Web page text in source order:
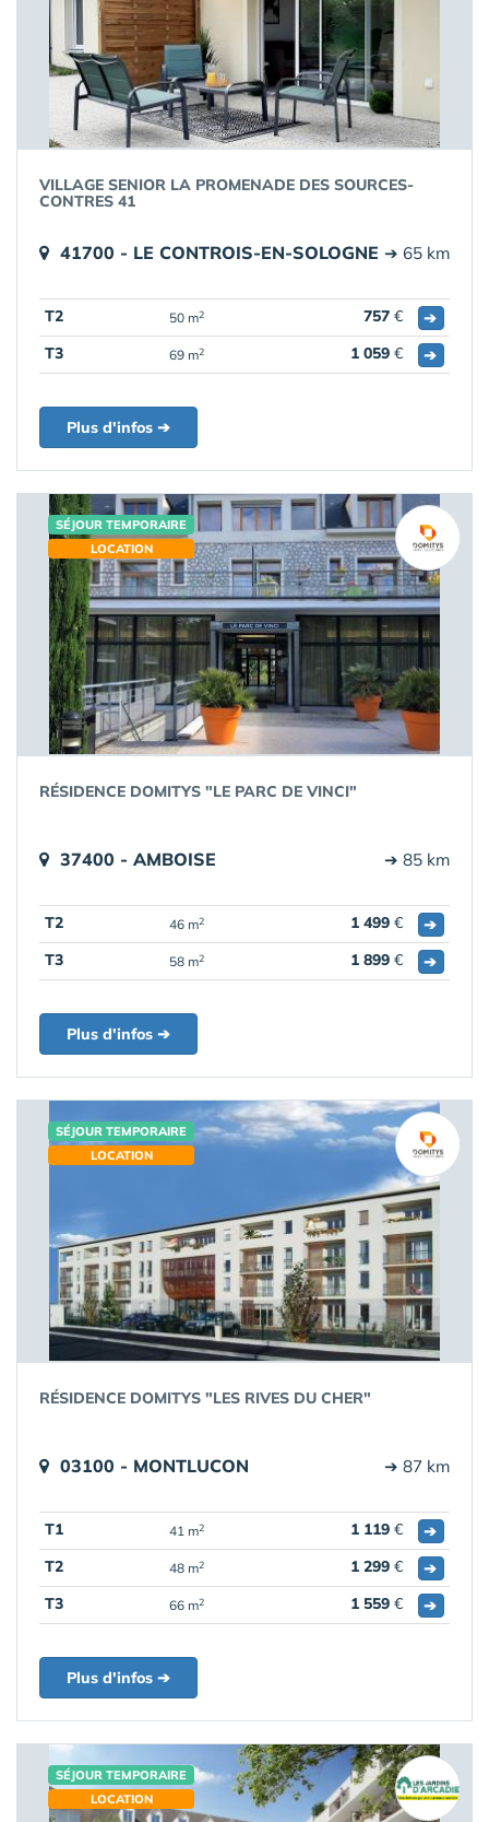
VILLAGE SENIOR LA PROMENADE DES SOURCES-
CONTRES 41
41700 - LE CONTROIS-EN-SOLOGNE ➔ 65 km
T2 50 m2 757 €
➔
T3
69 m2 1 059 € ➔
Plus d'infos ➔
SÉJOUR TEMPORAIRE
LOCATION
RÉSIDENCE DOMITYS "LE PARC DE VINCI"
37400 - AMBOISE ➔ 85 km
T2 46 m2 1 499 €
➔
T3
58 m2 1 899 € ➔
Plus d'infos ➔
SÉJOUR TEMPORAIRE
LOCATION
RÉSIDENCE DOMITYS "LES RIVES DU CHER"
03100 - MONTLUCON ➔ 87 km
T1 41 m2 1 119 €
➔
T2
48 m2 1 299 €
➔
T3
66 m2 1 559 € ➔
Plus d'infos ➔
SÉJOUR TEMPORAIRE
LOCATION